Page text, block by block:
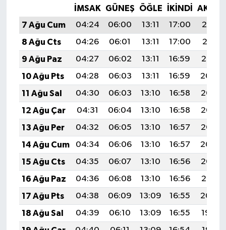
İMSAK GÜNEŞ ÖĞLE İKINDI
7 Ağu Cum
04:24 06:00 13:11 17:00
20:12
8 Ağu Cts
04:26 06:01 13:11 17:00
20:11
9 Ağu Paz
04:27 06:02 13:11 16:59
20:10
10 Ağu Pts
04:28 06:03 13:11 16:59
20:09
11 Ağu Sal
04:30 06:03 13:10 16:58
20:08
12 Ağu Çar
04:31 06:04 13:10 16:58
20:06
13 Ağu Per
04:32 06:05 13:10 16:57
20:05
14 Ağu Cum
04:34 06:06 13:10 16:57
20:04
15 Ağu Cts
04:35 06:07 13:10 16:56
20:03
16 Ağu Paz
04:36 06:08 13:10 16:56
20:01
17 Ağu Pts
04:38 06:09 13:09 16:55
20:00
18 Ağu Sal
04:39 06:10 13:09 16:55
19:59